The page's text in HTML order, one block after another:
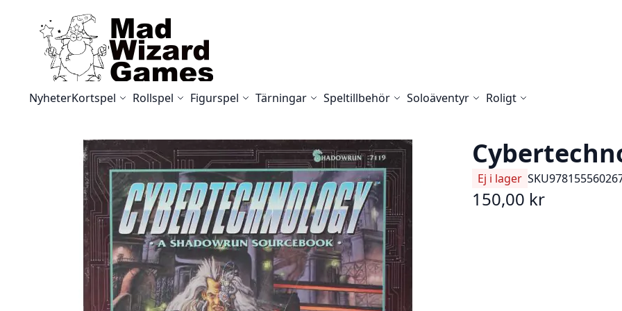
Skip to Content
NyheterKortspel Rollspel Figurspel Tärningar Speltillbehör Soloäventyr Roligt
Ej i lager SKU
150,00 kr